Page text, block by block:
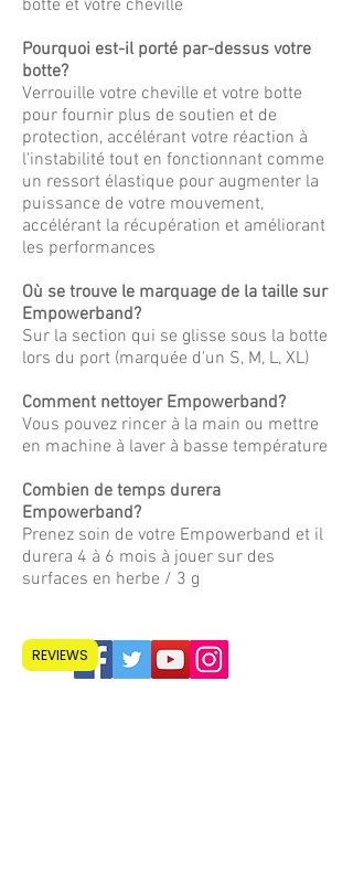
botte et votre cheville
Pourquoi est-il porté par-dessus votre
botte?
Verrouille votre cheville et votre botte
pour fournir plus de soutien et de
protection, accélérant votre réaction à
l'instabilité tout en fonctionnant comme
un ressort élastique pour augmenter la
puissance de votre mouvement,
accélérant la récupération et améliorant
les performances
Où se trouve le marquage de la taille sur
Empowerband?
Sur la section qui se glisse sous la botte
lors du port (marquée d'un S, M, L, XL)
Comment nettoyer Empowerband?
Vous pouvez rincer à la main ou mettre
en machine à laver à basse température
Combien de temps durera
Empowerband?
Prenez soin de votre Empowerband et il
durera 4 à 6 mois à jouer sur des
surfaces en herbe / 3 g
REVIEWS